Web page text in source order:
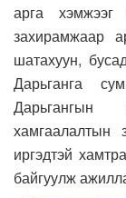
арга хэмжээг
захирамжаар
шатахуун,
Дарьганга
Дарьгангын
хамгаалалтын
иргэдтэй
байгуулж